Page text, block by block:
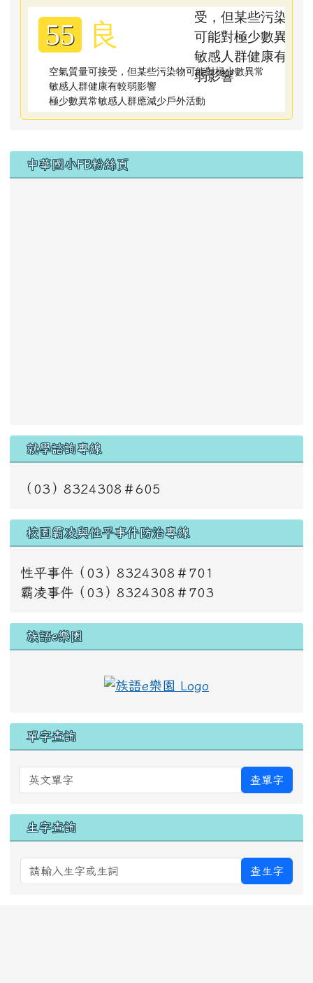
55 良
空氣質量可接受，但某些污染物可能對極少數異常
敏感人群健康有較弱影響
極少數異常敏感人群應減少戶外活動
右邊區域內容
中華國小FB粉絲頁
就學諮詢專線
（03）8324308＃605
校園霸凌與性平事件防治專線
性平事件（03）8324308＃701
霸凌事件（03）8324308＃703
族語e樂園
單字查詢
英文單字 查單字
生字查詢
查生字